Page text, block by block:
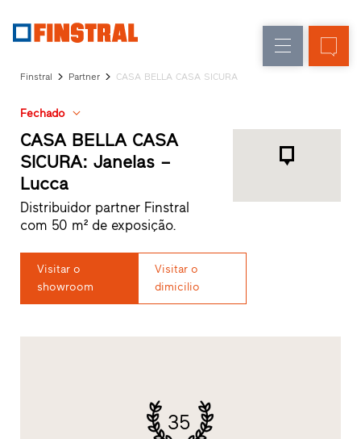
de
entrada
nova
para
arquitetos
Programa
Finstral
Partner
Procura
de
rápidos
Finstral Partner CASA BELLA CASA SICURA
Fechado
CASA BELLA CASA
SICURA: Janelas –
Lucca
Distribuidor partner Finstral
com 50 m² de exposição.
Visitar o
showroom
Visitar o
dimicilio
35